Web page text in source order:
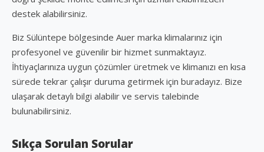
destek alabilirsiniz.
Biz Sülüntepe bölgesinde Auer marka klimalarınız için
profesyonel ve güvenilir bir hizmet sunmaktayız.
İhtiyaçlarınıza uygun çözümler üretmek ve klimanızı en kısa
sürede tekrar çalışır duruma getirmek için buradayız. Bize
ulaşarak detaylı bilgi alabilir ve servis talebinde
bulunabilirsiniz.
Sıkça Sorulan Sorular